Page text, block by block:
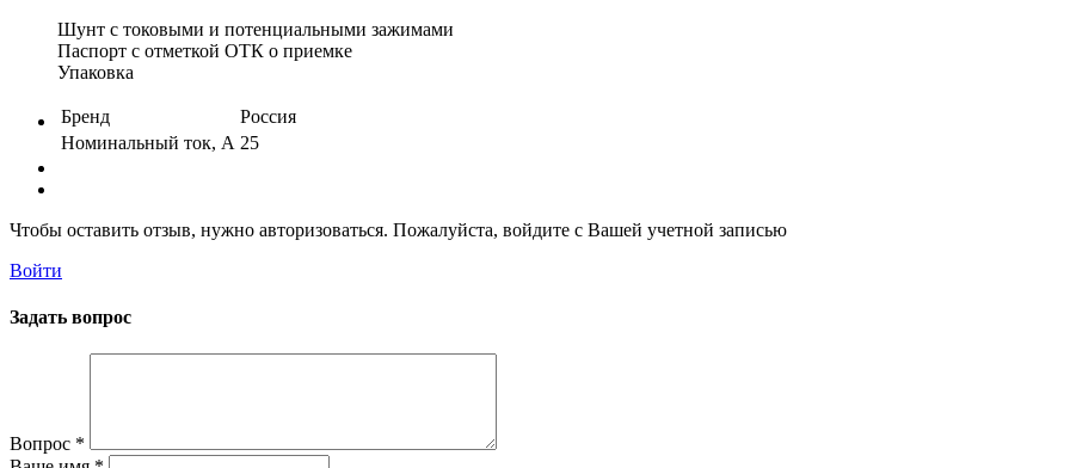
Шунт с токовыми и потенциальными зажимами
Паспорт с отметкой ОТК о приемке
Упаковка
Бренд
Россия
Номинальный ток, А 25
Чтобы оставить отзыв, нужно авторизоваться. Пожалуйста, войдите с Вашей учетной записью
Войти
Задать вопрос
Вопрос *